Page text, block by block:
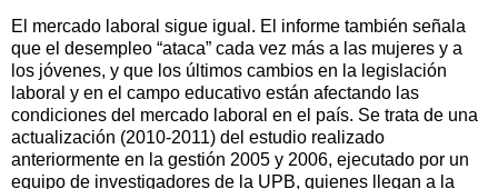
El mercado laboral sigue igual. El informe también señala
que el desempleo “ataca” cada vez más a las mujeres y a
los jóvenes, y que los últimos cambios en la legislación
laboral y en el campo educativo están afectando las
condiciones del mercado laboral en el país. Se trata de una
actualización (2010-2011) del estudio realizado
anteriormente en la gestión 2005 y 2006, ejecutado por un
equipo de investigadores de la UPB, quienes llegan a la